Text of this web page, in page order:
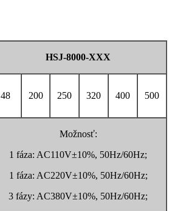
HSJ-8000-XXX
48 200 250 320 400 500
Možnosť:
1 fáza: AC110V±10%, 50Hz/60Hz;
1 fáza: AC220V±10%, 50Hz/60Hz;
3 fázy: AC380V±10%, 50Hz/60Hz;